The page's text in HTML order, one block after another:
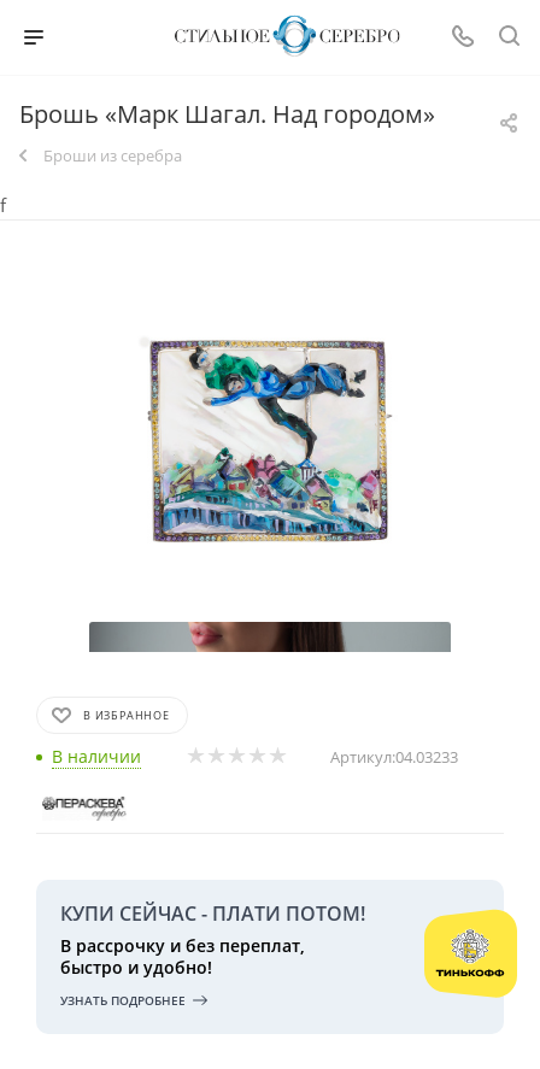
Брошь «Марк Шагал. Над городом»
Броши из серебра
f
В ИЗБРАННОЕ
В наличии Артикул:04.03233
КУПИ СЕЙЧАС - ПЛАТИ ПОТОМ!
В рассрочку и без переплат,
быстро и удобно!
УЗНАТЬ ПОДРОБНЕЕ